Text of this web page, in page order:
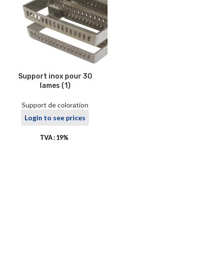
Support inox pour 30
lames (1)
Support de coloration
Login to see prices
TVA : 19%